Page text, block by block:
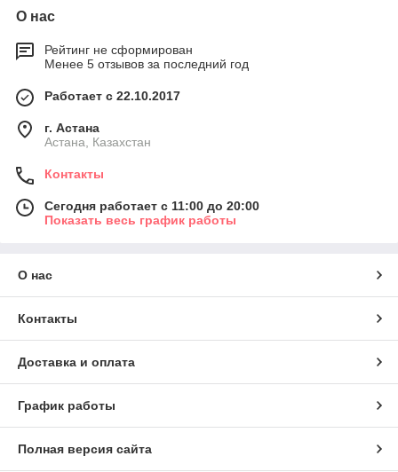
О нас
Рейтинг не сформирован
Менее 5 отзывов за последний год
Работает с 22.10.2017
г. Астана
Астана, Казахстан
Контакты
Сегодня работает с 11:00 до 20:00
Показать весь график работы
О нас
Контакты
Доставка и оплата
График работы
Полная версия сайта